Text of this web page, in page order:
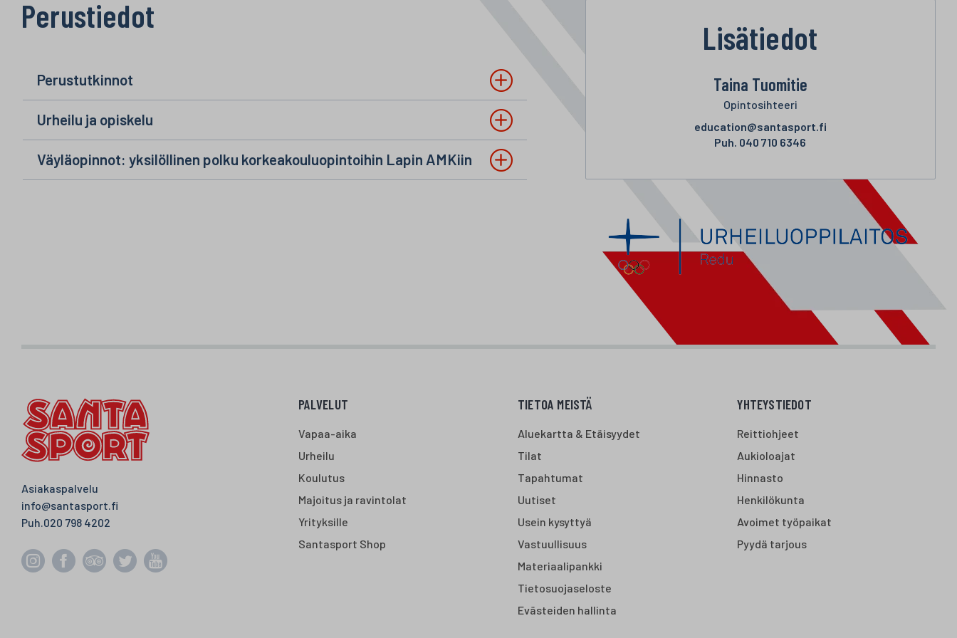
Perustiedot
Perustutkinnot
Urheilu ja opiskelu
Väyläopinnot: yksilöllinen polku korkeakouluopintoihin Lapin AMKiin
Lisätiedot
Taina Tuomitie
Opintosihteeri
education@santasport.fi
Puh. 040 710 6346
Asiakaspalvelu
info@santasport.fi
Puh.020 798 4202
PALVELUT
Vapaa-aika
Urheilu
Koulutus
Majoitus ja ravintolat
Yrityksille
Santasport Shop
TIETOA MEISTÄ
Aluekartta & Etäisyydet
Tilat
Tapahtumat
Uutiset
Usein kysyttyä
Vastuullisuus
Materiaalipankki
Tietosuojaseloste
Evästeiden hallinta
YHTEYSTIEDOT
Reittiohjeet
Aukioloajat
Hinnasto
Henkilökunta
Avoimet työpaikat
Pyydä tarjous